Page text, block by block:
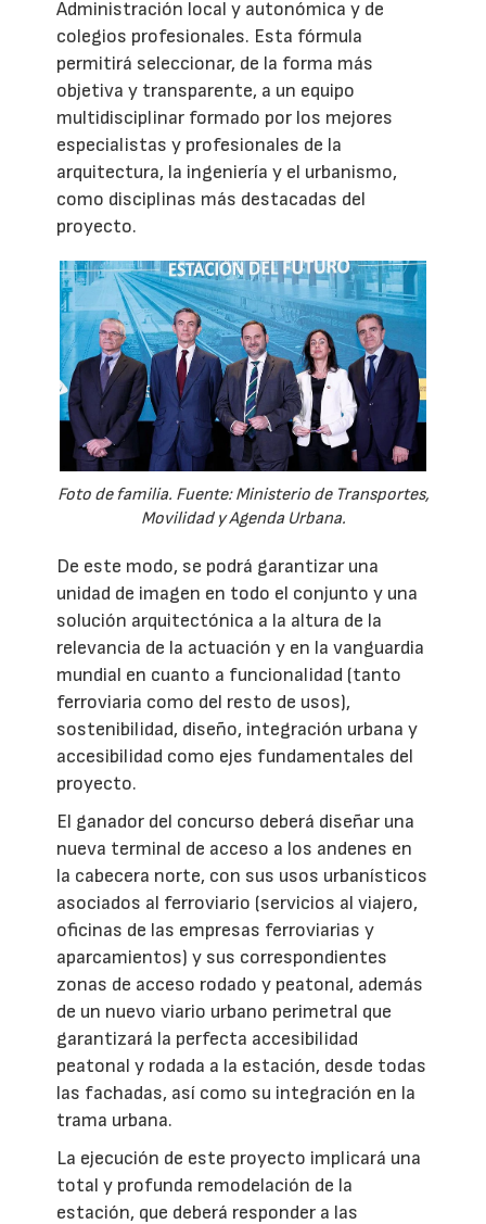
Administración local y autonómica y de
colegios profesionales. Esta fórmula
permitirá seleccionar, de la forma más
objetiva y transparente, a un equipo
multidisciplinar formado por los mejores
especialistas y profesionales de la
arquitectura, la ingeniería y el urbanismo,
como disciplinas más destacadas del
proyecto.
Foto de familia. Fuente: Ministerio de Transportes,
Movilidad y Agenda Urbana.
De este modo, se podrá garantizar una
unidad de imagen en todo el conjunto y una
solución arquitectónica a la altura de la
relevancia de la actuación y en la vanguardia
mundial en cuanto a funcionalidad (tanto
ferroviaria como del resto de usos),
sostenibilidad, diseño, integración urbana y
accesibilidad como ejes fundamentales del
proyecto.
El ganador del concurso deberá diseñar una
nueva terminal de acceso a los andenes en
la cabecera norte, con sus usos urbanísticos
asociados al ferroviario (servicios al viajero,
oficinas de las empresas ferroviarias y
aparcamientos) y sus correspondientes
zonas de acceso rodado y peatonal, además
de un nuevo viario urbano perimetral que
garantizará la perfecta accesibilidad
peatonal y rodada a la estación, desde todas
las fachadas, así como su integración en la
trama urbana.
La ejecución de este proyecto implicará una
total y profunda remodelación de la
estación, que deberá responder a las